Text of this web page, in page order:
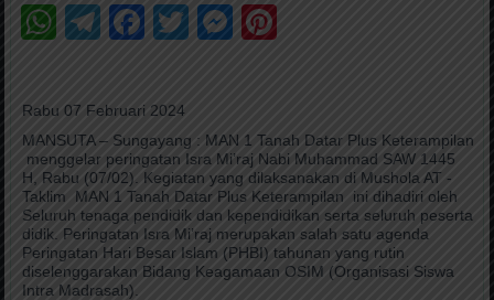
WhatsApp
Telegram
Facebook
TwitterMessenger
Rabu 07 Februari 2024
MANSUTA – Sungayang : MAN 1 Tanah Datar Plus Keterampilan
menggelar peringatan Isra Mi’raj Nabi Muhammad SAW 1445
H, Rabu (07/02). Kegiatan yang dilaksanakan di Mushola AT -
Taklim MAN 1 Tanah Datar Plus Keterampilan ini dihadiri oleh
Seluruh tenaga pendidik dan kependidikan serta seluruh peserta
didik. Peringatan Isra Mi’raj merupakan salah satu agenda
Peringatan Hari Besar Islam (PHBI) tahunan yang rutin
diselenggarakan Bidang Keagamaan OSIM (Organisasi Siswa
Intra Madrasah).